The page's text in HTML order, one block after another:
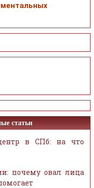
статьи
в СПб: на что
почему овал лица